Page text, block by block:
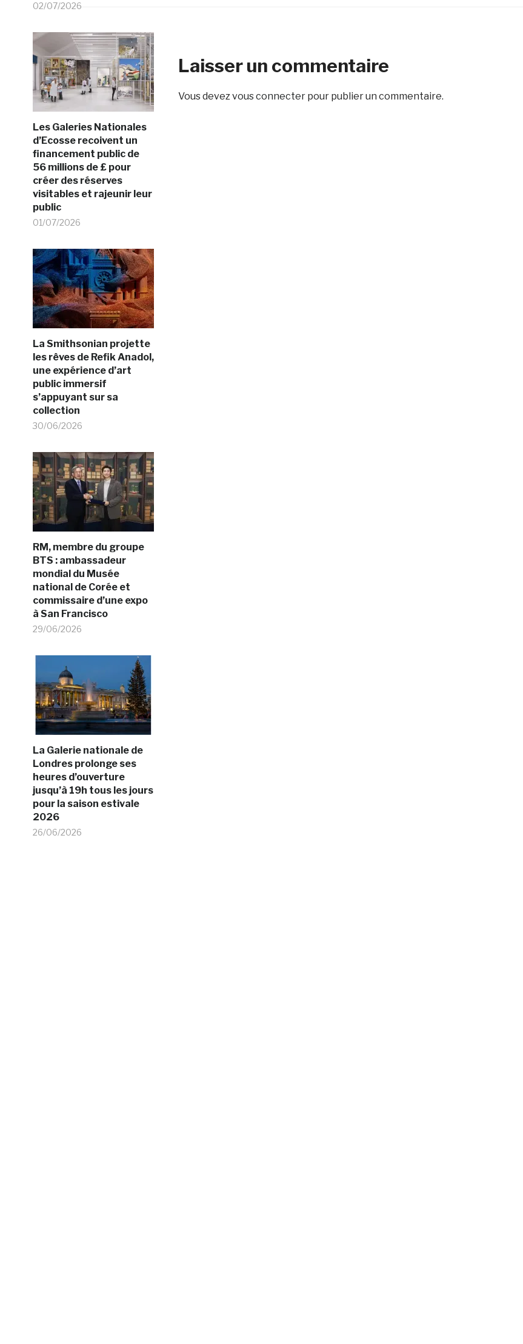
02/07/2026
Les Galeries Nationales
d’Ecosse recoivent un
financement public de
56 millions de £ pour
créer des réserves
visitables et rajeunir leur
public
01/07/2026
La Smithsonian projette
les rêves de Refik Anadol,
une expérience d’art
public immersif
s’appuyant sur sa
collection
30/06/2026
RM, membre du groupe
BTS : ambassadeur
mondial du Musée
national de Corée et
commissaire d’une expo
à San Francisco
29/06/2026
La Galerie nationale de
Londres prolonge ses
heures d’ouverture
jusqu’à 19h tous les jours
pour la saison estivale
2026
26/06/2026
Laisser un commentaire
Vous devezvous connecterpour publier un commentaire.